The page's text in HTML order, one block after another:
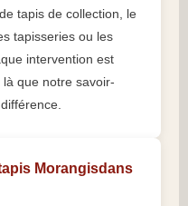
tapis de collection, le
tapisseries ou les
intervention est
que notre savoir-
Morangisdans